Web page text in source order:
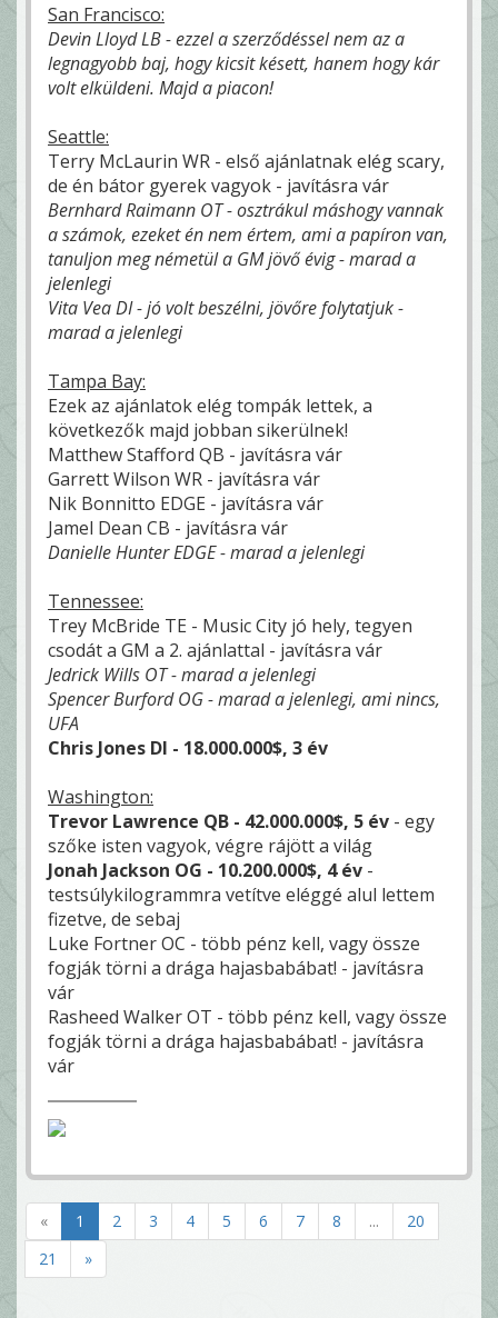
San Francisco:
Devin Lloyd LB - ezzel a szerződéssel nem az a
legnagyobb baj, hogy kicsit késett, hanem hogy kár
volt elküldeni. Majd a piacon!
Seattle:
Terry McLaurin WR - első ajánlatnak elég scary,
de én bátor gyerek vagyok - javításra vár
Bernhard Raimann OT - osztrákul máshogy vannak
a számok, ezeket én nem értem, ami a papíron van,
tanuljon meg németül a GM jövő évig - marad a
jelenlegi
Vita Vea DI - jó volt beszélni, jövőre folytatjuk -
marad a jelenlegi
Tampa Bay:
Ezek az ajánlatok elég tompák lettek, a
következők majd jobban sikerülnek!
Matthew Stafford QB - javításra vár
Garrett Wilson WR - javításra vár
Nik Bonnitto EDGE - javításra vár
Jamel Dean CB - javításra vár
Danielle Hunter EDGE - marad a jelenlegi
Tennessee:
Trey McBride TE - Music City jó hely, tegyen
csodát a GM a 2. ajánlattal - javításra vár
Jedrick Wills OT - marad a jelenlegi
Spencer Burford OG - marad a jelenlegi, ami nincs,
UFA
Chris Jones DI - 18.000.000$, 3 év
Washington:
Trevor Lawrence QB - 42.000.000$, 5 év - egy
szőke isten vagyok, végre rájött a világ
Jonah Jackson OG - 10.200.000$, 4 év -
testsúlykilogrammra vetítve eléggé alul lettem
fizetve, de sebaj
Luke Fortner OC - több pénz kell, vagy össze
fogják törni a drága hajasbabábat! - javításra
vár
Rasheed Walker OT - több pénz kell, vagy össze
fogják törni a drága hajasbabábat! - javításra
vár
« 1 2 3 4 5 6 7 8 ...
20
21
»